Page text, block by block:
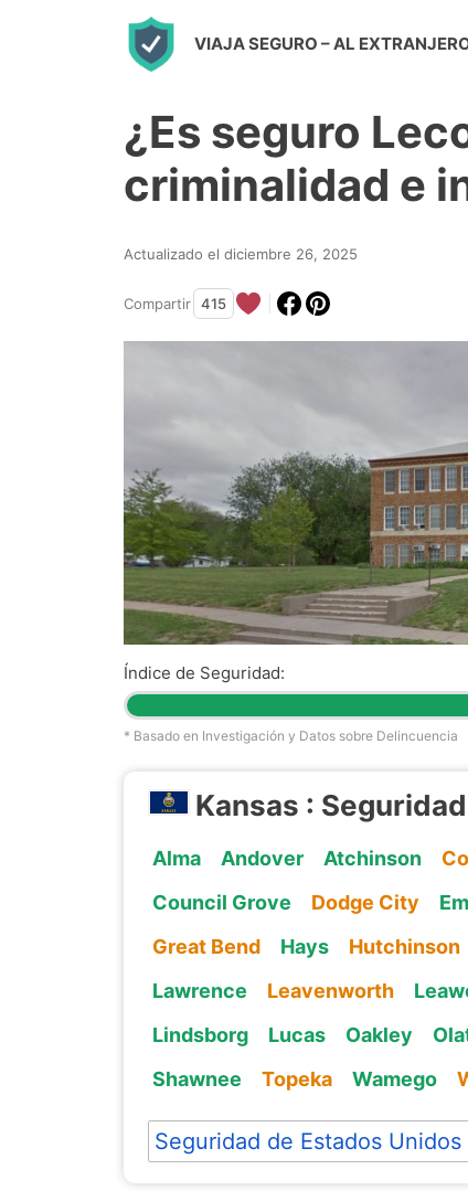
VIAJA SEGURO – AL
¿Es seguro
criminalidad e
Actualizado el diciembre 26, 2025
Compartir 415
Índice de Seguridad:
* Basado en Investigación y Datos sobre Delincuencia
Kansas :
Alma Andover Atchinson
Council Grove
Dodge City
Great Bend
Hays Hutchinson
Lawrence
Leavenworth
Lindsborg
Lucas Oakley
Shawnee
Topeka Wamego
Seguridad de Estados